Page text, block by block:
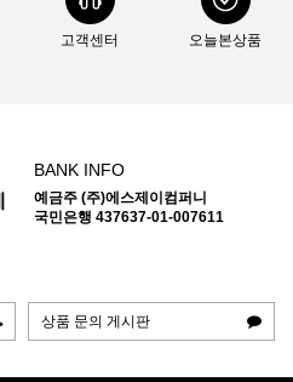
고객센터 오늘본상품
BANK INFO
예금주 (주)에스제이컴퍼니
국민은행 437637-01-007611
상품 문의 게시판